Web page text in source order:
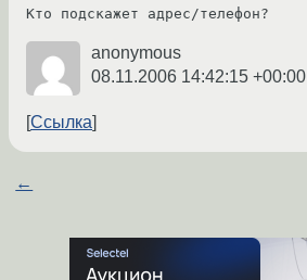
Кто подскажет адрес/телефон?
anonymous
08.11.2006 14:42:15 +00:00
Ссылка
←